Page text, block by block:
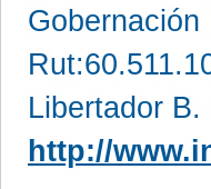
Gobernación
Libertador
http://